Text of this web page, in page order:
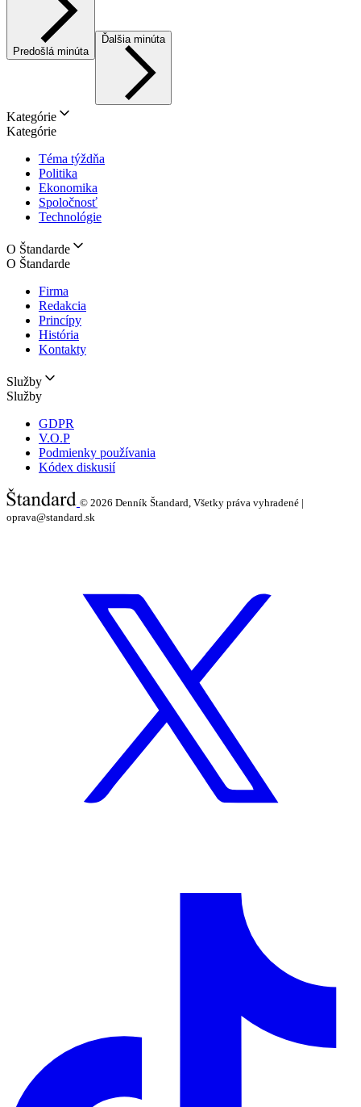
Predošlá minúta
Ďalšia minúta
Kategórie
Kategórie
Téma týždňa
Politika
Ekonomika
Spoločnosť
Technológie
O Štandarde
O Štandarde
Firma
Redakcia
Princípy
História
Kontakty
Služby
Služby
GDPR
V.O.P
Podmienky používania
Kódex diskusií
© 2026 Denník Štandard, Všetky práva vyhradené |
oprava@standard.sk